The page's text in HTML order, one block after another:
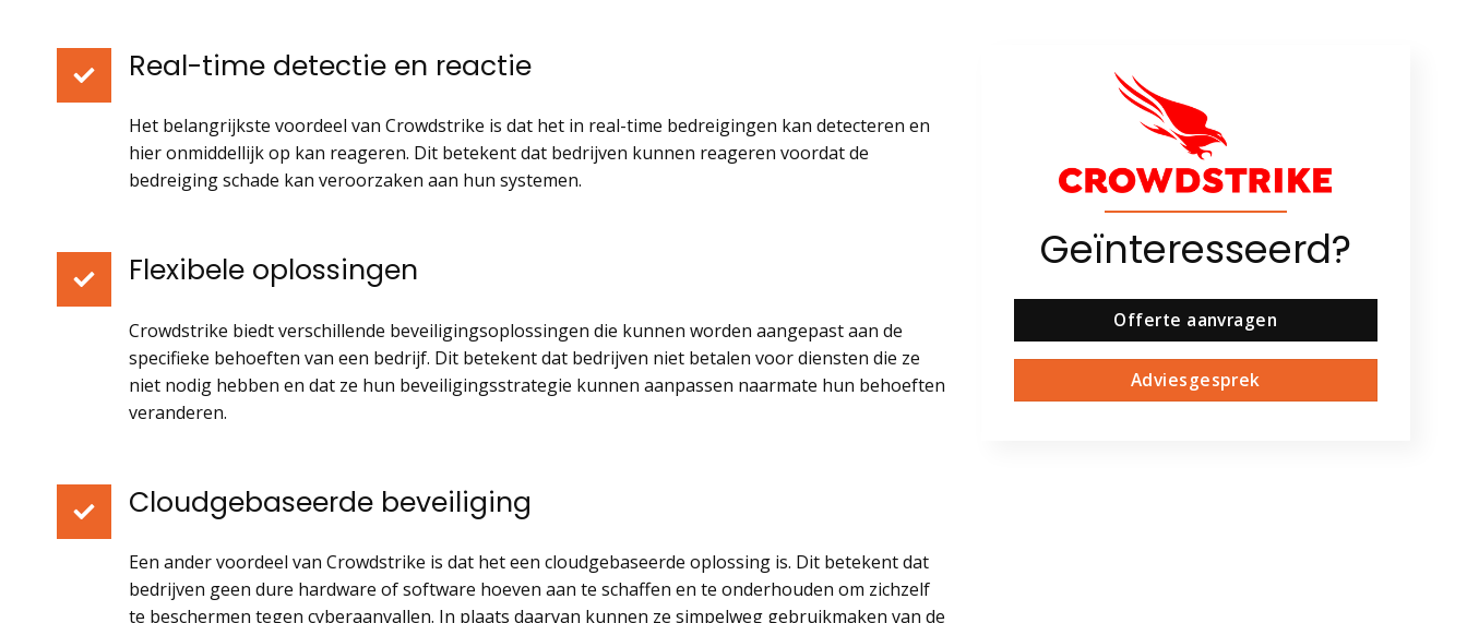
Real-time detectie en reactie
Het belangrijkste voordeel van Crowdstrike is dat het in real-time bedreigingen kan detecteren en
hier onmiddellijk op kan reageren. Dit betekent dat bedrijven kunnen reageren voordat de
bedreiging schade kan veroorzaken aan hun systemen.
Flexibele oplossingen
Crowdstrike biedt verschillende beveiligingsoplossingen die kunnen worden aangepast aan de
specifieke behoeften van een bedrijf. Dit betekent dat bedrijven niet betalen voor diensten die ze
niet nodig hebben en dat ze hun beveiligingsstrategie kunnen aanpassen naarmate hun behoeften
veranderen.
Cloudgebaseerde beveiliging
Een ander voordeel van Crowdstrike is dat het een cloudgebaseerde oplossing is. Dit betekent dat
bedrijven geen dure hardware of software hoeven aan te schaffen en te onderhouden om zichzelf
te beschermen tegen cyberaanvallen. In plaats daarvan kunnen ze simpelweg gebruikmaken van de
Geïnteresseerd?
Offerte aanvragen
Adviesgesprek